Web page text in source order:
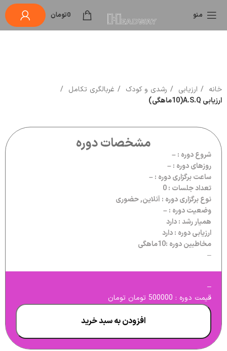
منو 0تومان
خانه ارزیابی رشدی و کودک
غربالگری تکامل
ارزیابی A.S.Q(10ماهگی)
مشخصات دوره
شروع دوره : –
روزهای دوره : –
ساعت برگزاری دوره : –
تعداد جلسات : 0
نوع برگزاری دوره : آنلاین, حضوری
وضعیت دوره : –
همیار رشد : دارد
ارزیابی دوره : دارد
مخاطبین دوره :10ماهگی
–
–
قیمت دوره : 500000 تومان تومان
افزودن به سبد خرید